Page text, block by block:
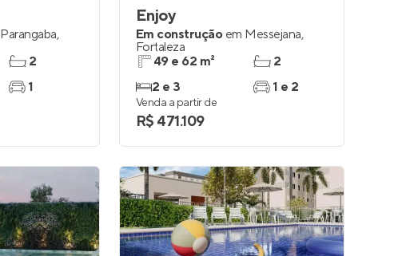
Parangaba,
2
1
Enjoy
Em construção em Messejana,
Fortaleza
49 e 62 m²
2 e 3
2
1 e 2
Venda a partir de
R$ 471.109